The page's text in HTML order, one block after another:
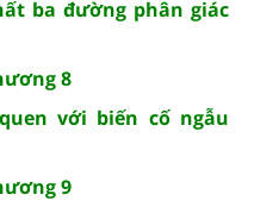
ba đường phân giác
8
với biến cố ngẫu
9